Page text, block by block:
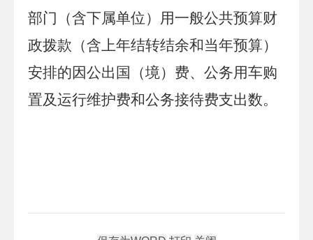
部门（含下属单位）用一般公共预算财
政拨款（含上年结转结余和当年预算）
安排的因公出国（境）费、公务用车购
置及运行维护费和公务接待费支出数。